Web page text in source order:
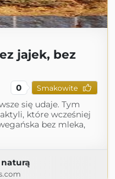
jajek, bez
0 Smakowite
się udaje. Tym
które wcześniej
bez mleka,